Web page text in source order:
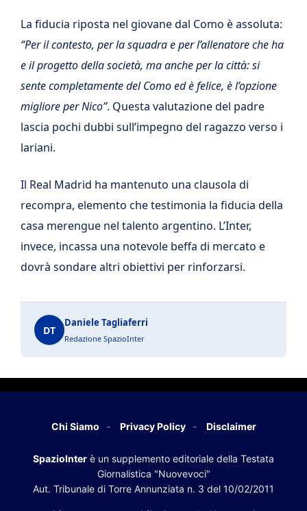
La fiducia riposta nel giovane dal Como è assoluta:
“Per il contesto, per la squadra e per l’allenatore che ha
e il progetto della società, ma anche per la città: si
sente completamente del Como ed è felice, è l’opzione
migliore per Nico”. Questa valutazione del padre
lascia pochi dubbi sull’impegno del ragazzo verso i
lariani.
Il Real Madrid ha mantenuto una clausola di
recompra, elemento che testimonia la fiducia della
casa merengue nel talento argentino. L’Inter,
invece, incassa una notevole beffa di mercato e
dovrà sondare altri obiettivi per rinforzarsi.
DT
Daniele Tagliaferri
Redazione SpazioInter
Chi Siamo Privacy Policy Disclaimer
SpazioInter è un supplemento editoriale della Testata
Giornalistica "Nuovevoci"
Aut. Tribunale di Torre Annunziata n. 3 del 10/02/2011